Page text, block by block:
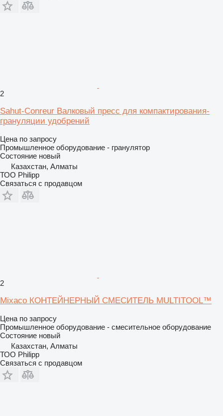
2
Sahut-Conreur Валковый пресс для компактирования-
грануляции удобрений
Цена по запросу
Промышленное оборудование - гранулятор
Состояние новый
Казахстан, Алматы
ТОО Philipp
Связаться с продавцом
2
Mixaco КОНТЕЙНЕРНЫЙ СМЕСИТЕЛЬ MULTITOOL™
Цена по запросу
Промышленное оборудование - смесительное оборудование
Состояние новый
Казахстан, Алматы
ТОО Philipp
Связаться с продавцом